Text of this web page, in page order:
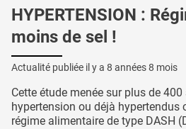
HYPERTENSION :
moins de sel !
Actualité publiée il y a 8 années 8 mois
Cette étude menée sur plus de
hypertension ou déjà hypertendus
régime alimentaire de type DASH